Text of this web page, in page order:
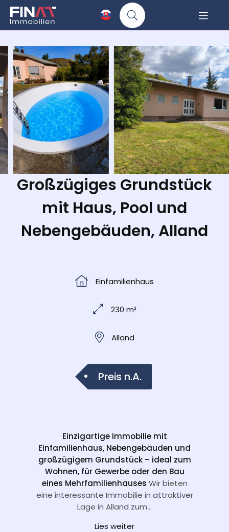
Großzügiges Grundstück
mit Haus, Pool und
Nebengebäuden, Alland
Einfamilienhaus
230 m²
Alland
Preis n.A.
Einzigartige Immobilie mit
Einfamilienhaus, Nebengebäuden und
großzügigem Grundstück – ideal zum
Wohnen, für Gewerbe oder den Bau
eines Mehrfamilienhauses Wir bieten
eine interessante Immobilie in attraktiver
Lage in Alland zum...
Lies weiter